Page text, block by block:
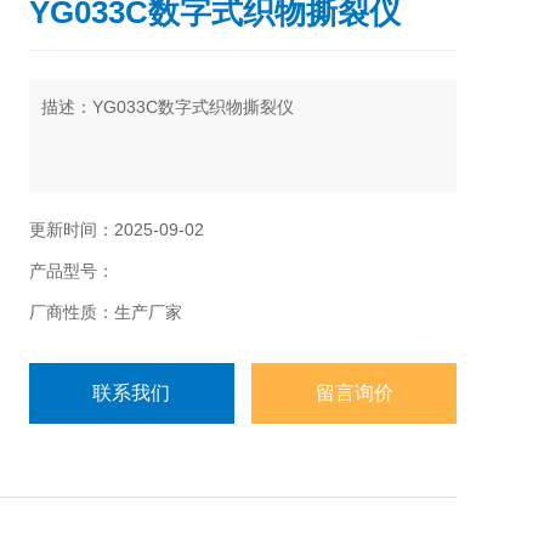
YG033C数字式织物撕裂仪
描述：YG033C数字式织物撕裂仪
用于各种机织物的撕裂强力的测定（Elmendof埃尔门
强度的测定
更新时间：2025-09-02
产品型号：
厂商性质：生产厂家
联系我们 留言询价